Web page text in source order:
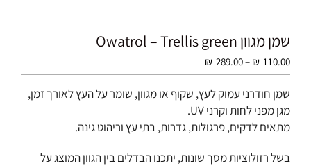
שמן מגוון Owatrol – Trellis green
₪ 110.00
–
₪ 289.00
מחירים:
עד
שמן חודרני עמוק לעץ, שקוף או מגוון, שומר על העץ לאורך זמן,
מגן מפני לחות וקרני UV.
מתאים לדקים, פרגולות, גדרות, בתי עץ וריהוט גינה.
בשל רזולוציות מסך שונות, יתכנו הבדלים בין הגוון המוצג על